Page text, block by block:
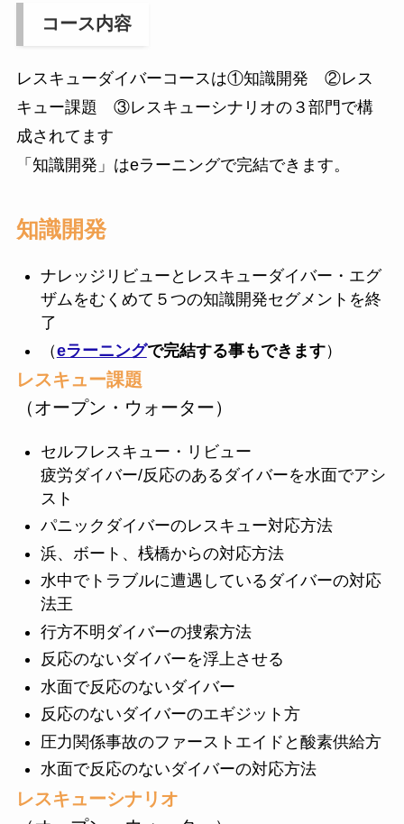
コース内容
レスキューダイバーコースは①知識開発 ②レス
キュー課題 ③レスキューシナリオの３部門で構
成されてます
「知識開発」はeラーニングで完結できます。
知識開発
ナレッジリビューとレスキューダイバー・エグ
ザムをむくめて５つの知識開発セグメントを終
了
（eラーニングで完結する事もできます）
レスキュー課題
（オープン・ウォーター）
セルフレスキュー・リビュー
疲労ダイバー/反応のあるダイバーを水面でアシ
スト
パニックダイバーのレスキュー対応方法
浜、ボート、桟橋からの対応方法
水中でトラブルに遭遇しているダイバーの対応
法王
行方不明ダイバーの捜索方法
反応のないダイバーを浮上させる
水面で反応のないダイバー
反応のないダイバーのエギジット方
圧力関係事故のファーストエイドと酸素供給方
水面で反応のないダイバーの対応方法
レスキューシナリオ